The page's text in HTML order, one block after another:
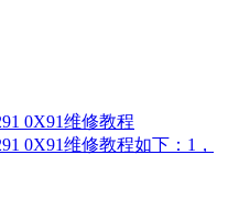
0X91维修教程
0X91维修教程如下：1，